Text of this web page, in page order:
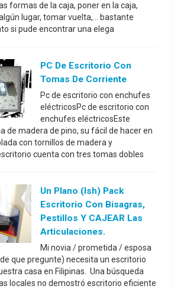
formas de la caja, poner en la caja,
lugar, tomar vuelta,... bastante
si pude encontrar una elega
PC De Escritorio Con
Tomas De Corriente
Pc de escritorio con enchufes
eléctricosPc de escritorio con
enchufes eléctricosEste
de madera de pino, su fácil de hacer en
con tornillos de madera y
cuenta con tres tomas dobles
Un Plano (ish) Pack
Escritorio Con Bisagras,
Pestillos Y CAJEAR Las
Articulaciones.
Mi novia / prometida / esposa
que pregunte) necesita un escritorio
casa en Filipinas. Una búsqueda
locales no demostró escritorio eficiente